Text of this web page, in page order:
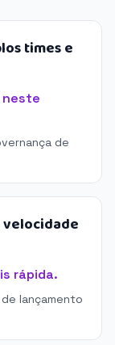
times e
neste
de
velocidade
rápida.
lançamento